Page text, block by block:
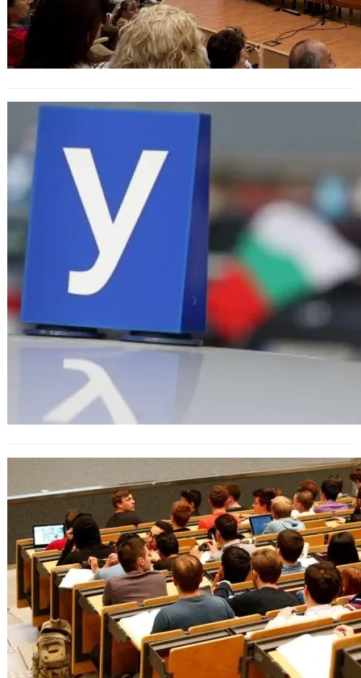
Влизат в сила нови правила за
автошколите: Обучението вече под
ВАС: Платеното обучение не може
да е пречка за стипендия